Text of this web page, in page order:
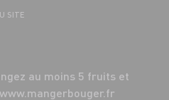
SITE
au moins 5 fruits et
www.mangerbouger.fr